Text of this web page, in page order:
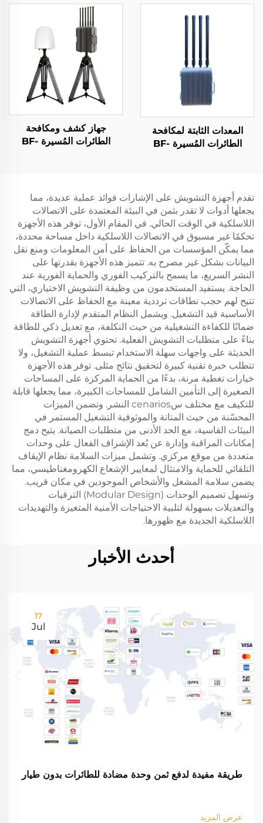
الكشف عن الإشارات طويلة
المدى المحمولة لكشف
FPV
المعدات الثابتة لمكافحة
الطائرات المُسيرة BF-
جهاز كشف ومكافحة
الطائرات المُسيرة BF-
تقدم أجهزة التشويش على الإشارات فوائد عملية عديدة، مما
يجعلها أدوات لا تقدر بثمن في البيئة المعتمدة على الاتصالات
اللاسلكية في الوقت الحالي. في المقام الأول، توفر هذه الأجهزة
تحكمًا غير مسبوق في الاتصالات اللاسلكية داخل مساحة محددة،
مما يمكّن المؤسسات من الحفاظ على أمن المعلومات ومنع نقل
البيانات بشكل غير مصرح به. تتميز هذه الأجهزة بقدرتها على
النشر السريع، ما يسمح بالتركيب الفوري والحماية الفورية عند
الحاجة. يستفيد المستخدمون من وظيفة التشويش الاختياري، التي
تتيح لهم حجب نطاقات ترددية معينة مع الحفاظ على الاتصالات
الأساسية قيد التشغيل. ويشمل النظام المتقدم لإدارة الطاقة
ضمانًا للكفاءة التشغيلية من حيث التكلفة، مع تعديل ذكي للطاقة
بناءً على متطلبات التشويش الفعلية. تحتوي أجهزة التشويش
الحديثة على واجهات سهلة الاستخدام تبسط عملية التشغيل، ولا
تتطلب خبرة تقنية كبيرة لتحقيق نتائج مثلى. توفر هذه الأجهزة
خيارات تغطية مرنة، بدءًا من الحماية المركزة على المساحات
الصغيرة إلى التأمين الشامل للمساحات الكبيرة، مما يجعلها قابلة
للتكيف مع مختلف سcenarios النشر. وتضمن الميزات
المحسّنة من حيث المتانة والموثوقية التشغيل المستمر في
البيئات القاسية، مع الحد الأدنى من متطلبات الصيانة. يتيح دمج
إمكانات المراقبة وإدارة عن بُعد الإشراف الفعال على وحدات
متعددة من موقع مركزي. وتشمل ميزات السلامة نظام الإيقاف
التلقائي للحماية والامتثال لمعايير الإشعاع الكهرومغناطيسي، مما
يضمن سلامة المشغل والأشخاص الموجودين في مكان قريب.
وتسهل تصميم الوحدات (Modular Design) الترقيات
والتعديلات بسهولة لتلبية الاحتياجات الأمنية المتغيرة والتهديدات
اللاسلكية الجديدة مع ظهورها.
أحدث الأخبار
17
Jul
طريقة مفيدة لدفع ثمن وحدة مضادة للطائرات بدون طيار
عرض المزيد